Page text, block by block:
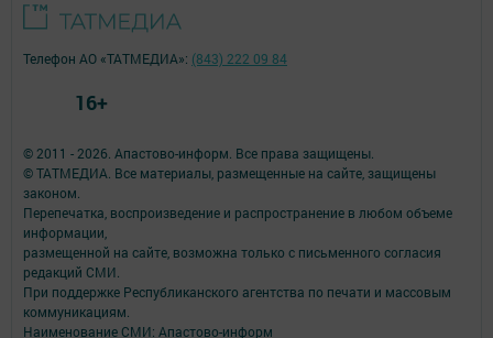
© 2011 - 2026. Апастово-информ. Все права защищены.
© ТАТМЕДИА. Все материалы, размещенные на сайте, защищены
законом.
Перепечатка, воспроизведение и распространение в любом объеме
информации,
размещенной на сайте, возможна только с письменного согласия
редакций СМИ.
При поддержке Республиканского агентства по печати и массовым
коммуникациям.
Наименование СМИ: Апастово-информ
Телефон АО «ТАТМЕДИА»: (843) 222 09 84
16+